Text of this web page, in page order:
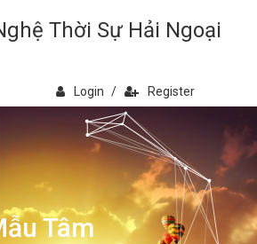
Thời Sự Hải Ngoại
Login / Register
Tâm